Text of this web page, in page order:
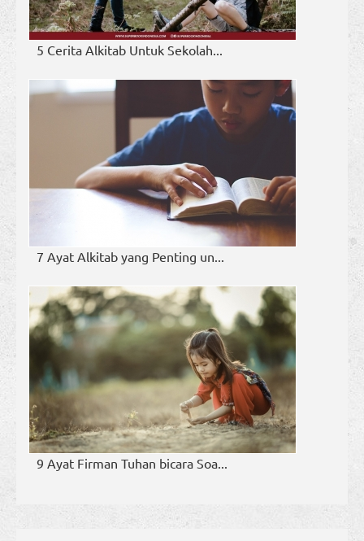
5 Cerita Alkitab Untuk Sekolah...
7 Ayat Alkitab yang Penting un...
9 Ayat Firman Tuhan bicara Soa...